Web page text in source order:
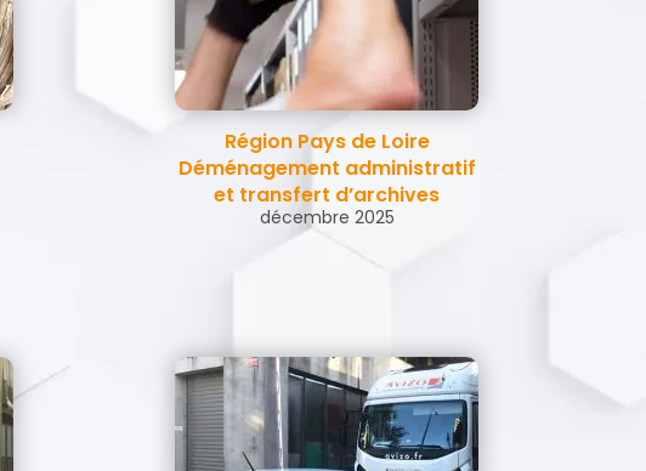
Région Pays de Loire
Déménagement administratif
et transfert d’archives
décembre 2025